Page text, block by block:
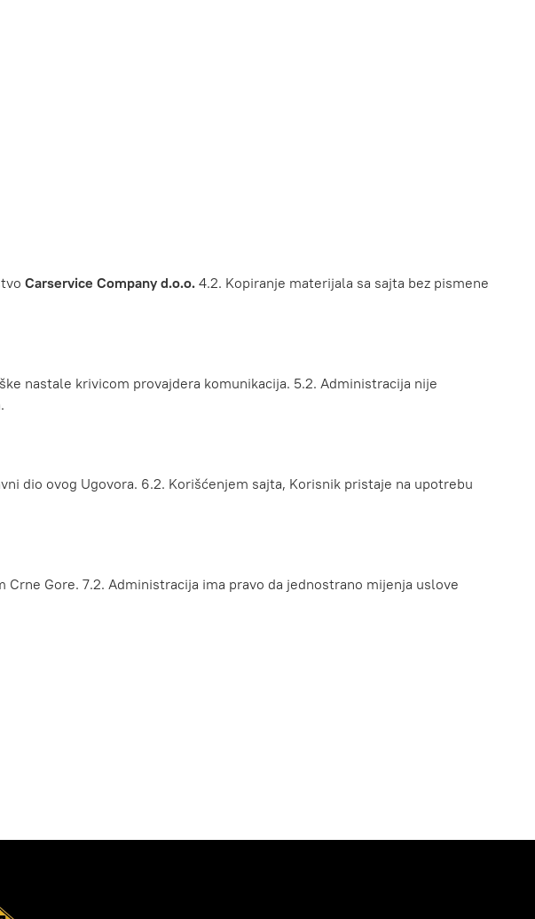
Carservice Company d.o.o. 4.2. Kopiranje materijala sa sajta bez pismene
nastale krivicom provajdera komunikacija. 5.2. Administracija nije
dio ovog Ugovora. 6.2. Korišćenjem sajta, Korisnik pristaje na upotrebu
Gore. 7.2. Administracija ima pravo da jednostrano mijenja uslove